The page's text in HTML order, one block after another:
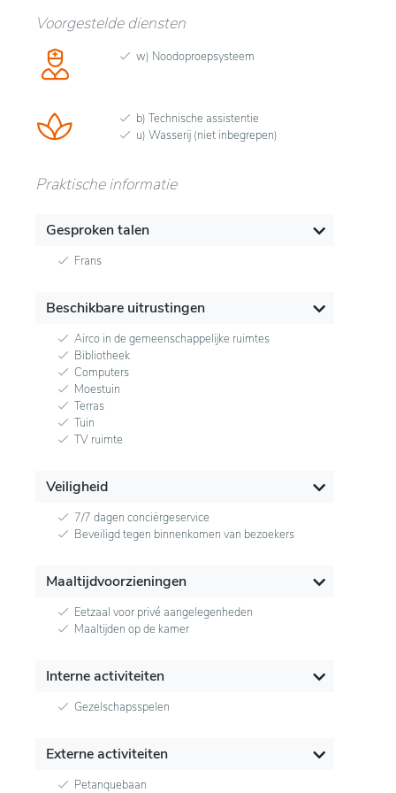
Voorgestelde diensten
w) Noodoproepsysteem
b) Technische assistentie
u) Wasserij (niet inbegrepen)
Praktische informatie
Gesproken talen
Frans
Beschikbare uitrustingen
Airco in de gemeenschappelijke ruimtes
Bibliotheek
Computers
Moestuin
Terras
Tuin
TV ruimte
Veiligheid
7/7 dagen conciërgeservice
Beveiligd tegen binnenkomen van bezoekers
Maaltijdvoorzieningen
Eetzaal voor privé aangelegenheden
Maaltijden op de kamer
Interne activiteiten
Gezelschapsspelen
Externe activiteiten
Petanquebaan